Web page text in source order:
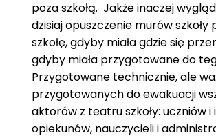
poza szkołą. Jakże inaczej
dzisiaj opuszczenie murów szkoły
szkołę, gdyby miała gdzie się
gdyby miała przygotowane do
Przygotowane technicznie, ale
przygotowanych do ewakuacji
aktorów z teatru szkoły: uczniów i
opiekunów, nauczycieli i